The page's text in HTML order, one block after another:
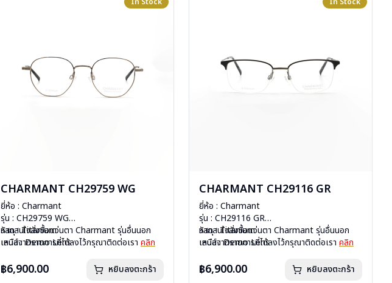
CHARMANT CH29759 WG
ยี่ห้อ : Charmant
รุ่น : CH29759 WG
วัสดุ : Titanium
เลนส์ : Demo Lens
น้ำหนัก : 11 กรัม
หากสนใจสั่งชื้อแว่นตา Charmant รุ่นอื่นนอก
เหนือจากรายการที่ได้ลงไว้กรุณาติดต่อเรา คลิก
฿6,900.00 หยิบลงตะกร้า
CHARMANT CH29116 GR
ยี่ห้อ : Charmant
รุ่น : CH29116 GR
วัสดุ : Titanium
เลนส์ : Demo Lens
น้ำหนัก : 16 กรัม
หากสนใจสั่งชื้อแว่นตา Charmant รุ่นอื่นนอก
เหนือจากรายการที่ได้ลงไว้กรุณาติดต่อเรา คลิก
฿6,900.00 หยิบลงตะกร้า